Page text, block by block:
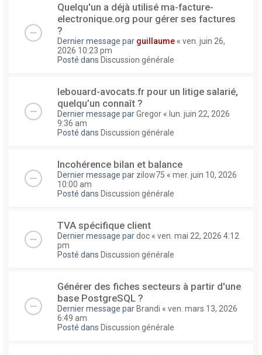
Quelqu'un a déjà utilisé ma-facture-
electronique.org pour gérer ses factures
?
Dernier message par guillaume « ven. juin 26,
2026 10:23 pm
Posté dans Discussion générale
lebouard-avocats.fr pour un litige salarié,
quelqu’un connaît ?
Dernier message parGregor « lun. juin 22, 2026
9:36 am
Posté dans Discussion générale
Incohérence bilan et balance
Dernier message par zilow75 « mer. juin 10, 2026
10:00 am
Posté dans Discussion générale
TVA spécifique client
Dernier message pardoc « ven. mai 22, 2026 4:12
pm
Posté dans Discussion générale
Générer des fiches secteurs à partir d'une
base PostgreSQL ?
Dernier message par Brandi « ven. mars 13, 2026
6:49 am
Posté dans Discussion générale